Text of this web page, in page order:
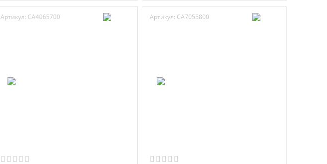
Артикул: CA4065700 Артикул: CA7055800